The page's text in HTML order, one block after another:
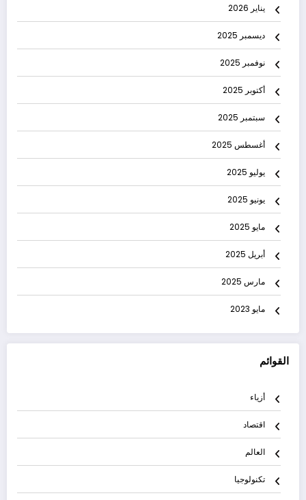
يناير 2026
ديسمبر 2025
نوفمبر 2025
أكتوبر 2025
سبتمبر 2025
أغسطس 2025
يوليو 2025
يونيو 2025
مايو 2025
أبريل 2025
مارس 2025
مايو 2023
القوائم
أزياء
اقتصاد
العالم
تكنولوجيا